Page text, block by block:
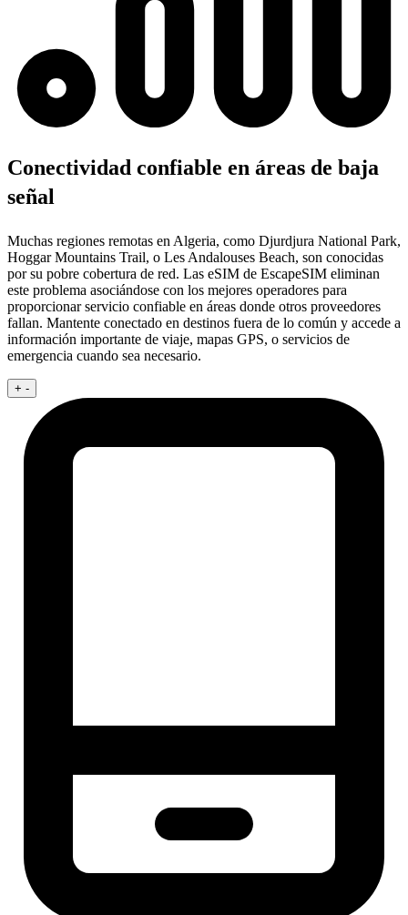
Conectividad confiable en áreas de baja
señal
Muchas regiones remotas en Algeria, como Djurdjura National Park,
Hoggar Mountains Trail, o Les Andalouses Beach, son conocidas
por su pobre cobertura de red. Las eSIM de EscapeSIM eliminan
este problema asociándose con los mejores operadores para
proporcionar servicio confiable en áreas donde otros proveedores
fallan. Mantente conectado en destinos fuera de lo común y accede a
información importante de viaje, mapas GPS, o servicios de
emergencia cuando sea necesario.
+ -